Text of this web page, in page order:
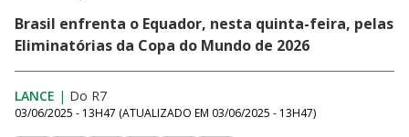
Brasil enfrenta o Equador, nesta quinta-feira, pelas
Eliminatórias da Copa do Mundo de 2026
LANCE | Do R7
03/06/2025 - 13H47 (ATUALIZADO EM 03/06/2025 - 13H47)